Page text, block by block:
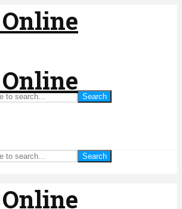
Search
Search